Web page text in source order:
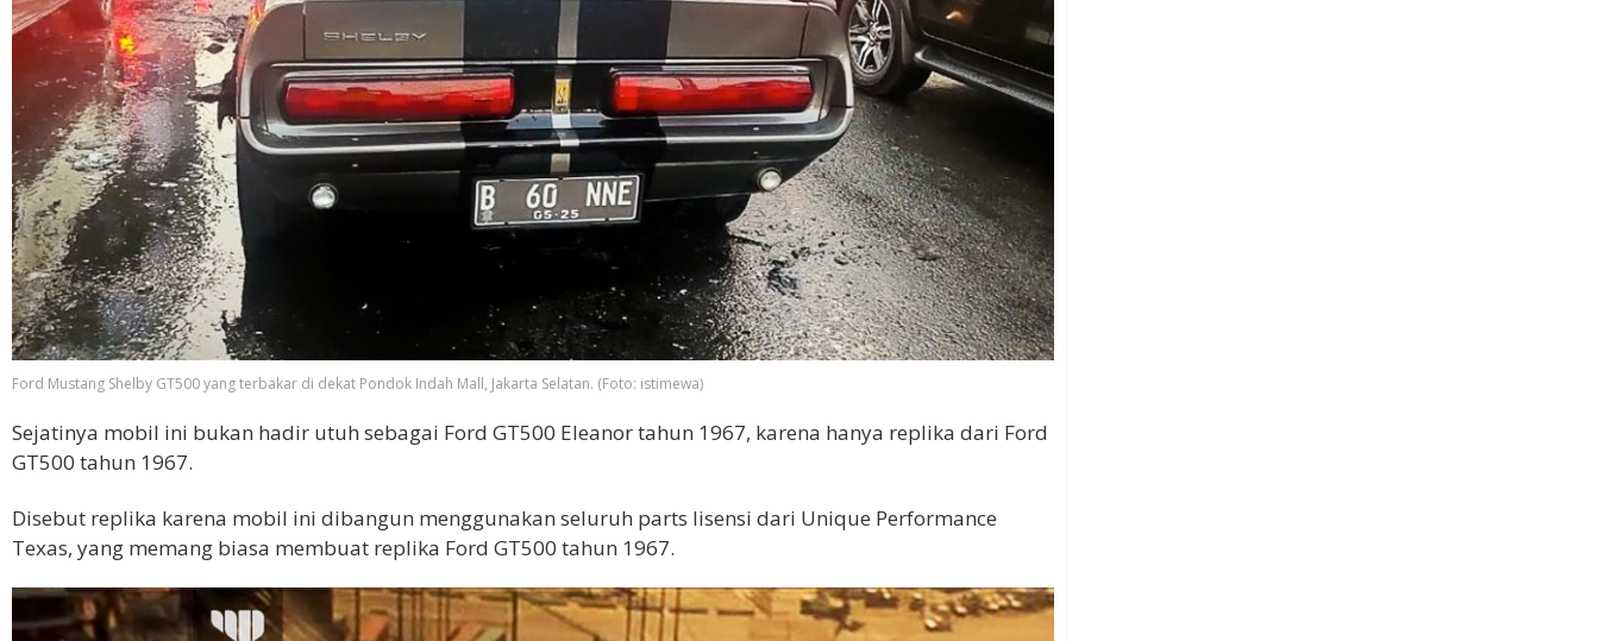
Ford Mustang Shelby GT500 yang terbakar di dekat Pondok Indah Mall, Jakarta Selatan. (Foto: istimewa)
Sejatinya mobil ini bukan hadir utuh sebagai Ford GT500 Eleanor tahun 1967, karena hanya replika dari Ford
GT500 tahun 1967.
Disebut replika karena mobil ini dibangun menggunakan seluruh parts lisensi dari Unique Performance
Texas, yang memang biasa membuat replika Ford GT500 tahun 1967.